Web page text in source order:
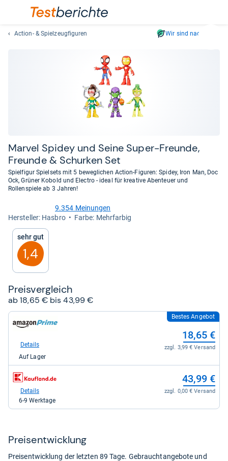
und
sich
Action- & Spielzeugfiguren Wir sind nachhaltig
Mar­vel Spi­dey und Seine Super-​Freunde,
Freunde & Schur­ken Set
Spielfigur Spielsets mit 5 beweglichen Action-Figuren: Spidey, Iron Man, Doc
Ock, Grüner Kobold und Electro - ideal für kreative Abenteuer und
Rollenspiele ab 3 Jahren!
von
Sternen
9.354 Meinungen
Her­stel­ler: Hasbro
Farbe: Mehrfarbig
Sehr gut
1,4
Preis­ver­gleich
ab 18,65 € bis 43,99 €
Shop:
Amazon.de
18,65
kaufen.
Bestes Angebot
18,65 €
zzgl. 3,99 € Versand
Details
Auf Lager
zum
Shop:
Kaufland
43,99 €
zzgl. 0,00 € Versand
Details
6-9 Werktage
Preis­ent­wick­lung
Preisentwicklung der letzten 89 Tage. Gebrauchtangebote und